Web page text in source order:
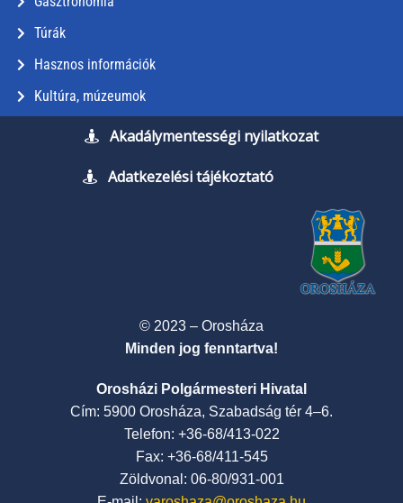
Túrák
Hasznos információk
Kultúra, múzeumok
Akadálymentességi nyilatkozat
Adatkezelési tájékoztató
© 2023 – Orosháza
Minden jog fenntartva!
Orosházi Polgármesteri Hivatal
Cím: 5900 Orosháza, Szabadság tér 4–6.
Telefon: +36-68/413-022
Fax: +36-68/411-545
Zöldvonal: 06-80/931-001